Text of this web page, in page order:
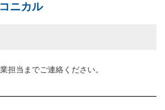
ニカル
担当までご連絡ください。